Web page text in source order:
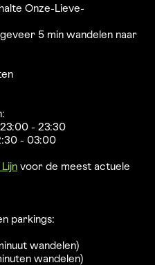
Onze-Lieve-
5 min wandelen naar
- 23:30
- 03:00
voor de meest actuele
parkings:
wandelen)
wandelen)